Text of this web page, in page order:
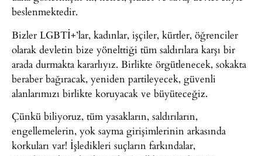
beslenmektedir.
Bizler LGBTİ+’lar, kadınlar, işçiler, kürtler, öğrenciler
olarak devletin bize yönelttiği tüm saldırılara karşı bir
arada durmakta kararlıyız. Birlikte örgütlenecek, sokakta
beraber bağıracak, yeniden partileyecek, güvenli
alanlarımızı birlikte koruyacak ve büyüteceğiz.
Çünkü biliyoruz, tüm yasakların, saldırıların,
engellemelerin, yok sayma girişimlerinin arkasında
korkuları var! İşledikleri suçların farkındalar,